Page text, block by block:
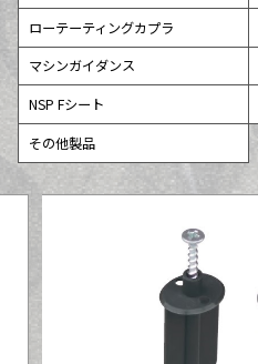
ローテーティングカプラ
マシンガイダンス
NSP Fシート
その他製品